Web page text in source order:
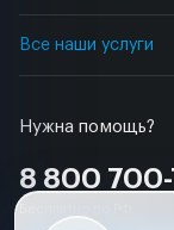
Нужна помощь?
8 800
Все наши услуги